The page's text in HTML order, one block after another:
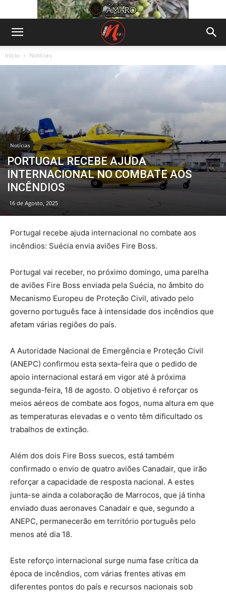
Início Notícias
Notícias
PORTUGAL RECEBE AJUDA
INTERNACIONAL NO COMBATE AOS
INCÊNDIOS
16 de Agosto, 2025
Portugal recebe ajuda internacional no combate aos
incêndios: Suécia envia aviões Fire Boss.
Portugal vai receber, no próximo domingo, uma parelha
de aviões Fire Boss enviada pela Suécia, no âmbito do
Mecanismo Europeu de Proteção Civil, ativado pelo
governo português face à intensidade dos incêndios que
afetam várias regiões do país.
A Autoridade Nacional de Emergência e Proteção Civil
(ANEPC) confirmou esta sexta-feira que o pedido de
apoio internacional estará em vigor até à próxima
segunda-feira, 18 de agosto. O objetivo é reforçar os
meios aéreos de combate aos fogos, numa altura em que
as temperaturas elevadas e o vento têm dificultado os
trabalhos de extinção.
Além dos dois Fire Boss suecos, está também
confirmado o envio de quatro aviões Canadair, que irão
reforçar a capacidade de resposta nacional. A estes
junta-se ainda a colaboração de Marrocos, que já tinha
enviado duas aeronaves Canadair e que, segundo a
ANEPC, permanecerão em território português pelo
menos até dia 18.
Este reforço internacional surge numa fase crítica da
época de incêndios, com várias frentes ativas em
diferentes pontos do país e recursos nacionais sob